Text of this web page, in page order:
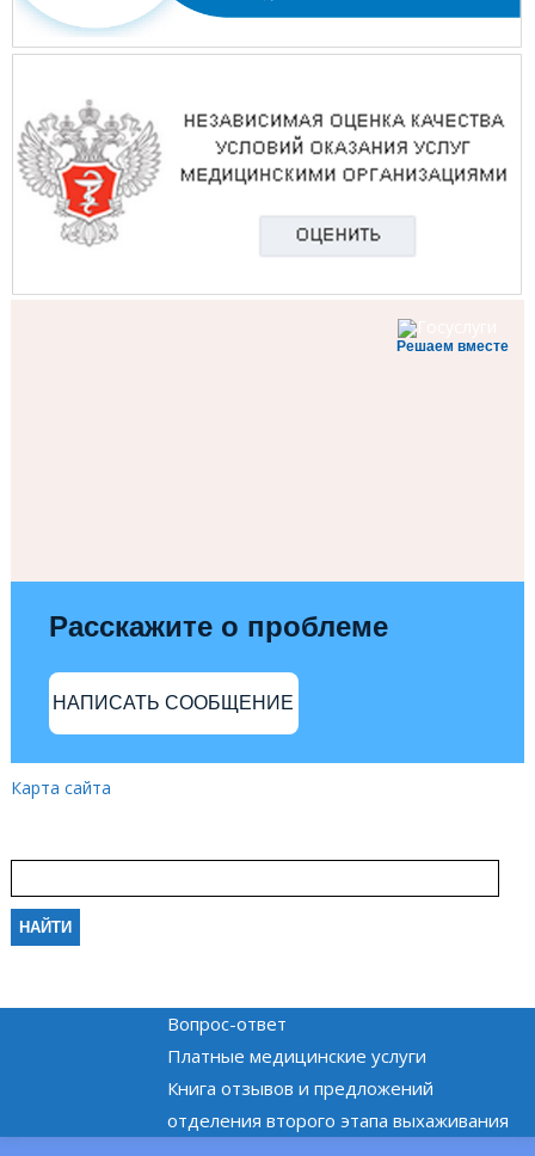
Решаем вместе
Расскажите о проблеме
НАПИСАТЬ СООБЩЕНИЕ
Карта сайта
Вопрос-ответ
Платные медицинские услуги
Книга отзывов и предложений
отделения второго этапа выхаживания